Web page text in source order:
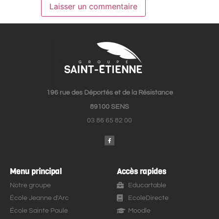
196 rue des Déportés et de la Résistance
89100 SENS
03 86 65 82 00
Menu principal
Notre groupe
École Jeanne d'Arc
École Sainte Paule
Accès rapides
Educartable
EcoleDirecte
Moodle